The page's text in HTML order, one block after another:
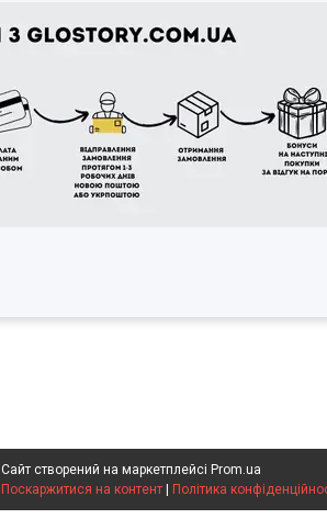
Сайт створений на маркетплейсі Prom.ua
Поскаржитися на контент Політика